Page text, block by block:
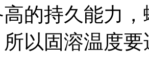
的持久能力
以固溶温度